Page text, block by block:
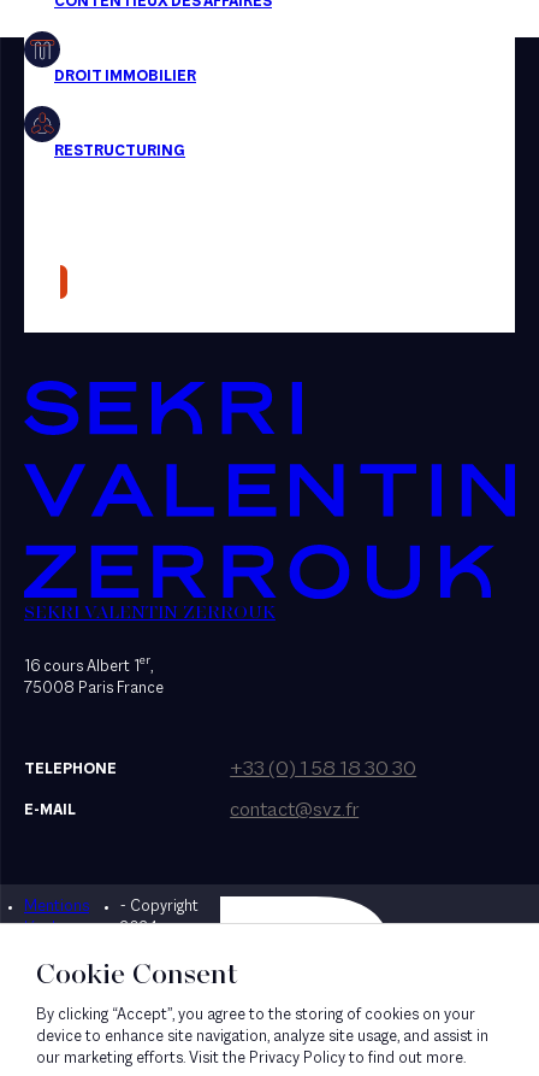
Restructuring
Presse
SEKRI VALENTIN ZERROUK
16 cours Albert 1er,
75008 Paris France
TELEPHONE +33 (0) 1 58 18 30 30
E-MAIL contact@svz.fr
Mentions
légales
- Copyright
2024
Designed by Bonhomme
Cookie Consent
By clicking “Accept”, you agree to the storing of cookies on your
device to enhance site navigation, analyze site usage, and assist in
our marketing efforts. Visit the Privacy Policy to find out more.